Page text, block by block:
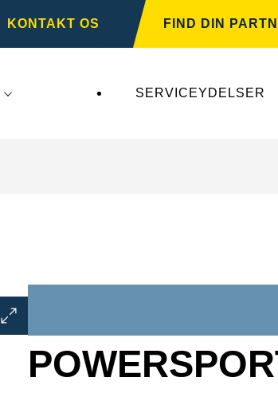
KONTAKT OS FIND DIN
SERVICEYDELSER
Åbn
billeddialog